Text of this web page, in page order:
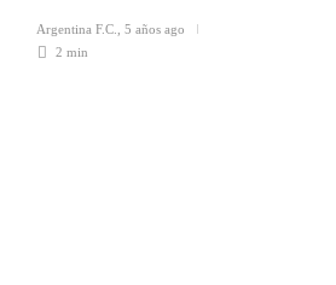
Argentina F.C.
5 años ago
2 min